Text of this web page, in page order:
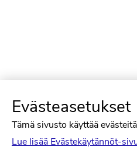
Evästeasetukset
Tämä sivusto käyttää
Lue lisää Evästekäytännöt-